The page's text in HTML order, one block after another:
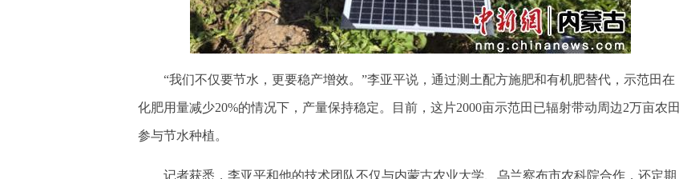
“我们不仅要节水，更要稳产增效。”李亚平说，通过测土配方施肥和有机肥替代，示范田在
化肥用量减少20%的情况下，产量保持稳定。目前，这片2000亩示范田已辐射带动周边2万亩农田
参与节水种植。
记者获悉，李亚平和他的技术团队不仅与内蒙古农业大学、乌兰察布市农科院合作，还定期